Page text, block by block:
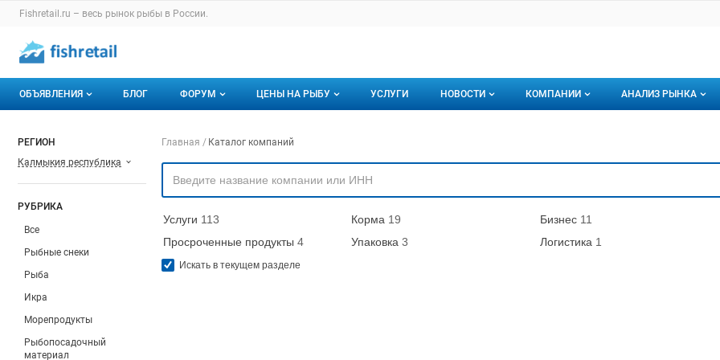
Раздел навигации по сайту fishretail.ru
Fishretail.ru – весь рынок рыбы в России.
Авторизация и меню пользователя
Навигация по разделам сайта fishretail.ru
ОБЪЯВЛЕНИЯ
Горячее предложение
БЛОГ ФОРУМ
Избранные
С моим участием
ЦЕНЫ НА РЫБУ
Актуальные мониторинги
Динамика цен
УСЛУГИ НОВОСТИ КОМПАНИИ
О каталоге компаний
Премиум размещение
АНАЛИЗ РЫНКА
Подписаться на
РЕГИОН
Калмыкия республика
РУБРИКА
Все
Рыбные снеки
Рыба
Икра
Морепродукты
Рыбопосадочный
материал
Навигация по компаниям
Главная Каталог компаний
Услуги 113 Корма 19 Бизнес 11
Просроченные продукты 4 Упаковка 3 Логистика 1
Искать в текущем разделе